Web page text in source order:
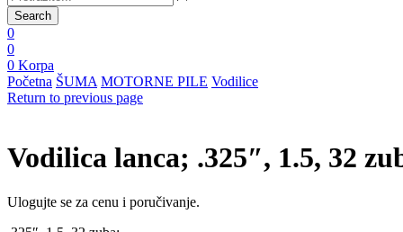
Search
0
0
0 Korpa
Početna ŠUMA MOTORNE PILE Vodilice
Return to previous page
Vodilica lanca; .325″, 1.5, 32
Ulogujte se za cenu i poručivanje.